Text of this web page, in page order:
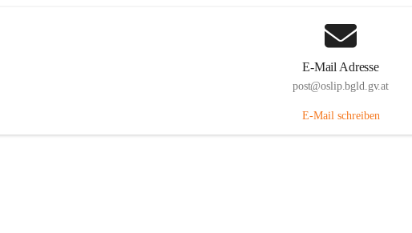
E-Mail Adresse
post@oslip.bgld.gv.at
E-Mail schreiben